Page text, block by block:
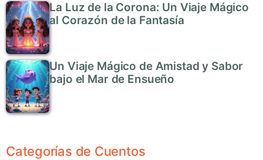
La Luz de la Corona: Un Viaje Mágico
al Corazón de la Fantasía
Un Viaje Mágico de Amistad y Sabor
bajo el Mar de Ensueño
Categorías de Cuentos